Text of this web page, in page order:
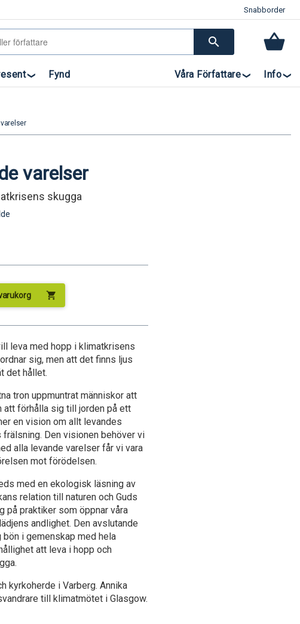
Snabborder
search
Fynd Våra Författare Info
varelser
skugga
shopping_cart
leva med hopp i klimatkrisens
sig, men att det finns ljus
det hållet.
tron uppmuntrat människor att
att förhålla sig till jorden på ett
en vision om allt levandes
Den visionen behöver vi
alla levande varelser får vi vara
mot förödelsen.
med en ekologisk läsning av
relation till naturen och Guds
på praktiker som öppnar våra
andlighet. Den avslutande
i gemenskap med hela
att leva i hopp och
kyrkoherde i Varberg. Annika
till klimatmötet i Glasgow.